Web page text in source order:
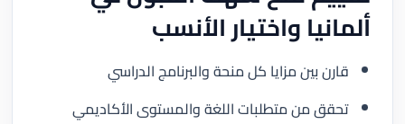
ألمانيا واختيار الأنسب
قارن بين مزايا كل منحة والبرنامج الدراسي
تحقق من متطلبات اللغة والمستوى الأكاديمي